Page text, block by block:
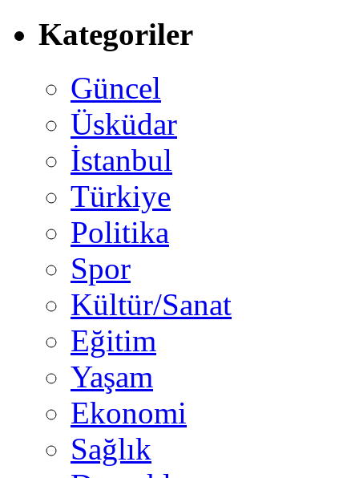
Kategoriler
Güncel
Üsküdar
İstanbul
Türkiye
Politika
Spor
Kültür/Sanat
Eğitim
Yaşam
Ekonomi
Sağlık